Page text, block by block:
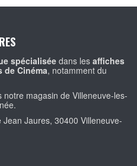
spécialisée dans les affiches
de Cinéma, notamment du
magasin de Villeneuve-les-
Jean Jaures, 30400 Villeneuve-